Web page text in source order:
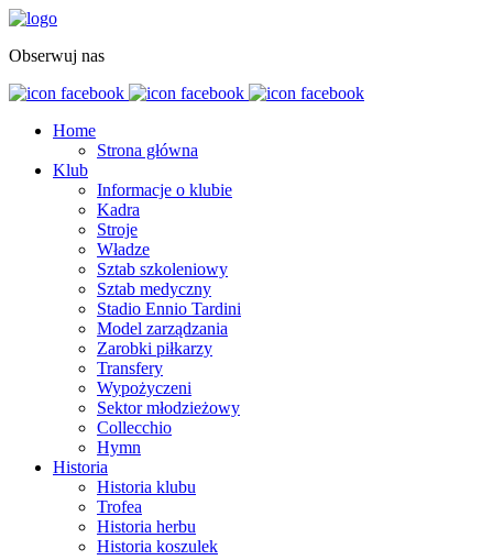
Obserwuj nas
Home
Strona główna
Klub
Informacje o klubie
Kadra
Stroje
Władze
Sztab szkoleniowy
Sztab medyczny
Stadio Ennio Tardini
Model zarządzania
Zarobki piłkarzy
Transfery
Wypożyczeni
Sektor młodzieżowy
Collecchio
Hymn
Historia
Historia klubu
Trofea
Historia herbu
Historia koszulek